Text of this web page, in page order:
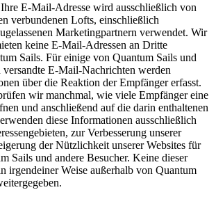
E-Mail-Adresse wird ausschließlich von
verbundenen Lofts, einschließlich
Marketingpartnern verwendet. Wir
keine E-Mail-Adressen an Dritte
Sails. Für einige von Quantum Sails und
versandte E-Mail-Nachrichten werden
über die Reaktion der Empfänger erfasst.
wir manchmal, wie viele Empfänger eine
und anschließend auf die darin enthaltenen
diese Informationen ausschließlich
zur Verbesserung unserer
der Nützlichkeit unserer Websites für
Sails und andere Besucher. Keine dieser
irgendeiner Weise außerhalb von Quantum